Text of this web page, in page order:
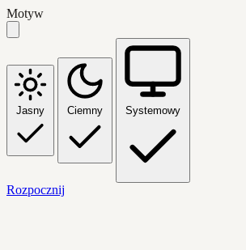
Motyw
Jasny Ciemny Systemowy
Rozpocznij